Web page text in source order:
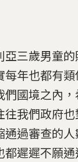
亞三歲男童
年也都有
國境之內
我們政府
通過審查的
都遲遲不願